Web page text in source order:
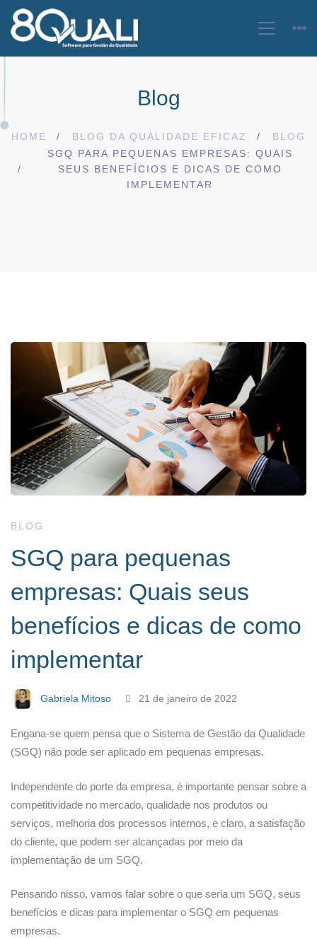
Blog
HOME BLOG DA QUALIDADE EFICAZ
BLOG
SGQ PARA PEQUENAS EMPRESAS: QUAIS
SEUS BENEFÍCIOS E DICAS DE COMO
IMPLEMENTAR
SGQ
para
pequenas
empresas:
Quais
seus
benefícios
e
dicas
de
como
implementar
BLOG
SGQ para pequenas
empresas: Quais seus
benefícios e dicas de como
implementar
Gabriela Mitoso 21 de janeiro de 2022
Engana-se quem pensa que o Sistema de Gestão da Qualidade
(SGQ) não pode ser aplicado em pequenas empresas.
Independente do porte da empresa, é importante pensar sobre a
competitividade no mercado, qualidade nos produtos ou
serviços, melhoria dos processos internos, e claro, a satisfação
do cliente, que podem ser alcançadas por meio da
implementação de um SGQ.
Pensando nisso, vamos falar sobre o que seria um SGQ, seus
benefícios e dicas para implementar o SGQ em pequenas
empresas.